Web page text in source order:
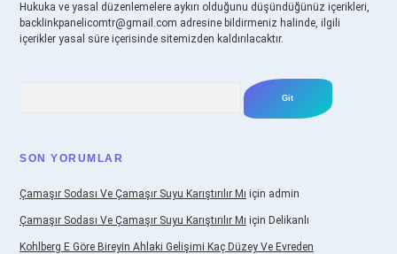
Hukuka ve yasal düzenlemelere aykırı olduğunu düşündüğünüz içerikleri,
backlinkpanelicomtr@gmail.com adresine bildirmeniz halinde, ilgili
içerikler yasal süre içerisinde sitemizden kaldırılacaktır.
SON YORUMLAR
Çamaşır Sodası Ve Çamaşır Suyu Karıştırılır Mı için admin
Çamaşır Sodası Ve Çamaşır Suyu Karıştırılır Mı için Delikanlı
Kohlberg E Göre Bireyin Ahlaki Gelişimi Kaç Düzey Ve Evreden